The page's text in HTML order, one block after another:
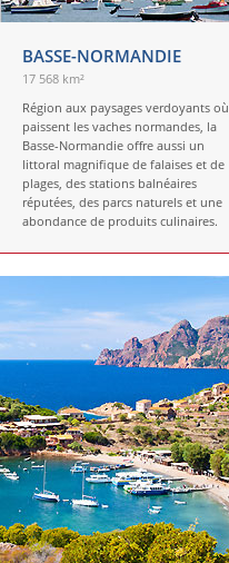
BASSE-NORMANDIE
17 568 km²
Région aux paysages verdoyants où
paissent les vaches normandes, la
Basse-Normandie offre aussi un
littoral magnifique de falaises et de
plages, des stations balnéaires
réputées, des parcs naturels et une
abondance de produits culinaires.